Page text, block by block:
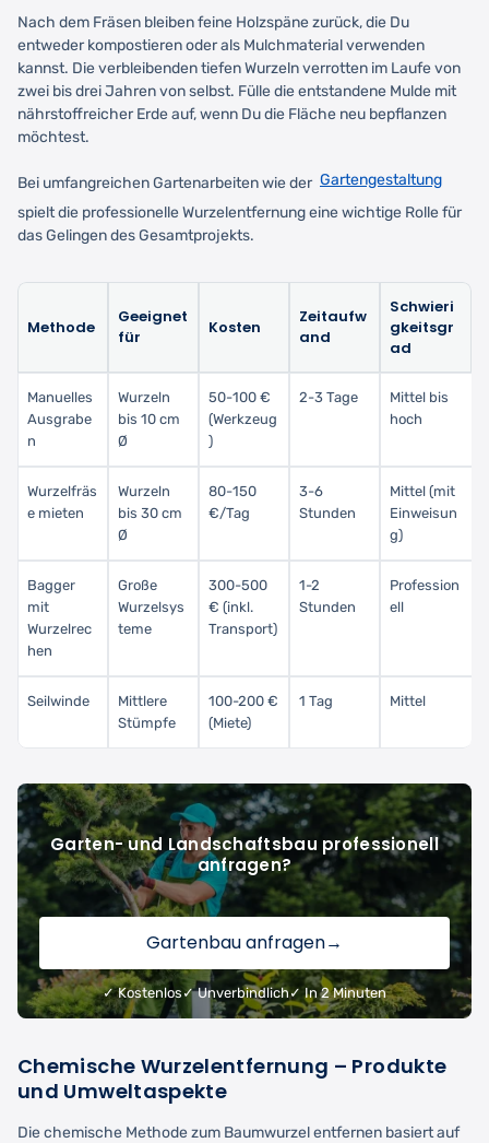
Nach dem Fräsen bleiben feine Holzspäne zurück, die Du
entweder kompostieren oder als Mulchmaterial verwenden
kannst. Die verbleibenden tiefen Wurzeln verrotten im Laufe von
zwei bis drei Jahren von selbst. Fülle die entstandene Mulde mit
nährstoffreicher Erde auf, wenn Du die Fläche neu bepflanzen
möchtest.
Bei umfangreichen Gartenarbeiten wie der Gartengestaltung
spielt die professionelle Wurzelentfernung eine wichtige Rolle für
das Gelingen des Gesamtprojekts.
Methode
Geeignet
für
Kosten
Zeitaufw
and
Schwieri
gkeitsgr
ad
Manuelles
Ausgrabe
n
Wurzeln
bis 10 cm
Ø
50-100 €
(Werkzeug
)
2-3 Tage
Mittel bis
hoch
Wurzelfräs
e mieten
Wurzeln
bis 30 cm
Ø
80-150
€/Tag
3-6
Stunden
Mittel (mit
Einweisun
g)
Bagger
mit
Wurzelrec
hen
Große
Wurzelsys
teme
300-500
€ (inkl.
Transport)
1-2
Stunden
Profession
ell
Seilwinde
Mittlere
Stümpfe
100-200 €
(Miete)
1 Tag Mittel
Garten- und Landschaftsbau professionell
anfragen?
Gartenbau anfragen→
✓ Kostenlos ✓ Unverbindlich✓ In 2 Minuten
Chemische Wurzelentfernung – Produkte
und Umweltaspekte
Die chemische Methode zum Baumwurzel entfernen basiert auf